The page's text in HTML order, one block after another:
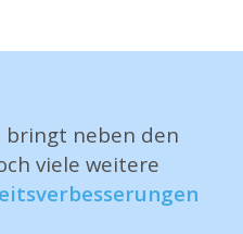
bringt neben den
viele weitere